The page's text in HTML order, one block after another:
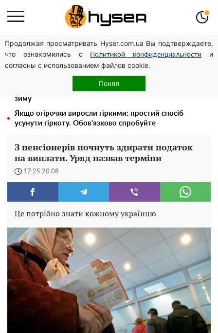
Продолжая просматривать Hyser.com.ua Вы подтверждаете,
что ознакомились с
Политикой конфиденциальности
и
согласны с использованием файлов cookie.
Понял
Дрони із націнкою: Олександр Конотопський вивів
мільйони оборонного бюджету через фіктивну фірму в
Естонії
Таку смакоту ви відкриватимете банку за банкою:
рецепт помідорів дольками з цибулею та олією на
зиму
Якщо огірочки виросли гіркими: простий спосіб
усунути гіркоту. Обов'язково спробуйте
З пенсіонерів почнуть здирати податок
на виплати. Уряд назвав терміни
17:25 20.08
Це потрібно знати кожному українцю